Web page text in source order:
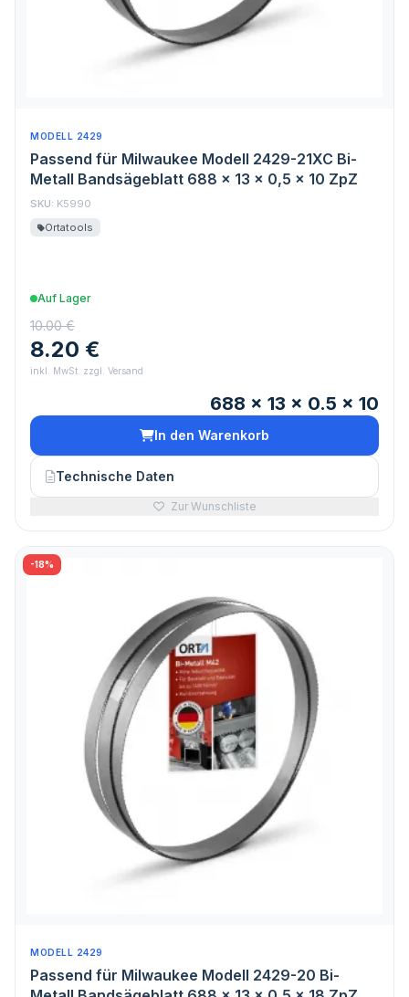
MODELL 2429
Passend für Milwaukee Modell 2429-21XC Bi-
Metall Bandsägeblatt 688 x 13 x 0,5 x 10 ZpZ
SKU: K5990
Ortatools
Auf Lager
10.00 €
8.20 €
inkl. MwSt. zzgl. Versand
688 x 13 x 0.5 x 10
In den Warenkorb
Technische Daten
Zur Wunschliste
-18%
MODELL 2429
Passend für Milwaukee Modell 2429-20 Bi-